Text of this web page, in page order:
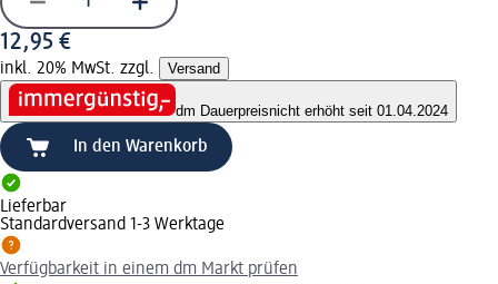
12,95 €
inkl. 20% MwSt. zzgl. Versand
dm Dauerpreisnicht erhöht seit 01.04.2024
In den Warenkorb
Lieferbar
Standardversand 1-3 Werktage
Verfügbarkeit in einem dm Markt prüfen